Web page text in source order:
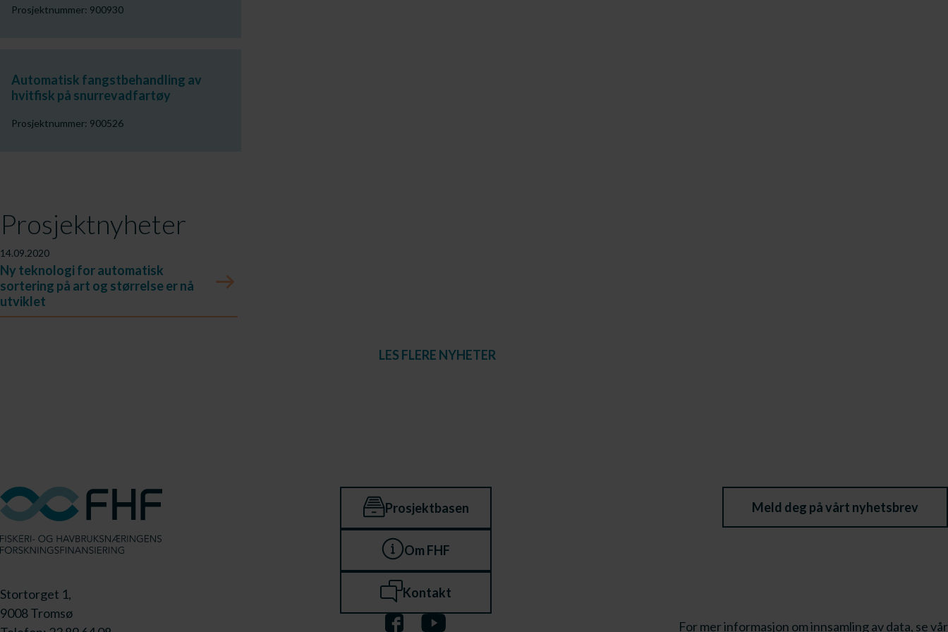
Prosjektnummer: 900930
Automatisk fangstbehandling av
hvitfisk på snurrevadfartøy
Prosjektnummer: 900526
Prosjektnyheter
14.09.2020
Ny teknologi for automatisk
sortering på art og størrelse er nå
utviklet
LES FLERE NYHETER
Stortorget 1,
9008 Tromsø
Prosjektbasen
Om FHF
Kontakt
Meld deg på vårt nyhetsbrev
For mer informasjon om innsamling av data, se vår